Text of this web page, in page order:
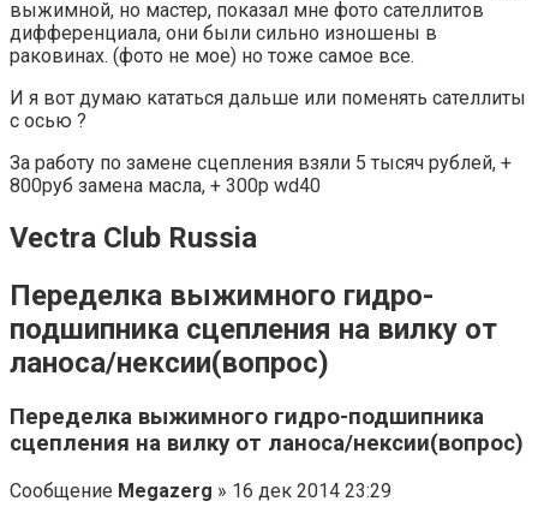
выжимной, но мастер, показал мне фото сателлитов
дифференциала, они были сильно изношены в
раковинах. (фото не мое) но тоже самое все.
И я вот думаю кататься дальше или поменять сателлиты
с осью ?
За работу по замене сцепления взяли 5 тысяч рублей, +
800руб замена масла, + 300р wd40
Vectra Club Russia
Переделка выжимного гидро-
подшипника сцепления на вилку от
ланоса/нексии(вопрос)
Переделка выжимного гидро-подшипника
сцепления на вилку от ланоса/нексии(вопрос)
Сообщение Megazerg » 16 дек 2014 23:29